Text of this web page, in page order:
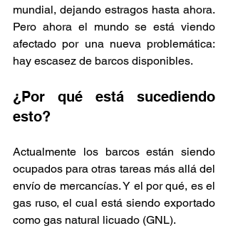
mundial, dejando estragos hasta ahora.
Pero ahora el mundo se está viendo
afectado por una nueva problemática:
hay escasez de barcos disponibles.
¿Por qué está sucediendo
esto?
Actualmente los barcos están siendo
ocupados para otras tareas más allá del
envío de mercancías. Y el por qué, es el
gas ruso, el cual está siendo exportado
como gas natural licuado (GNL).